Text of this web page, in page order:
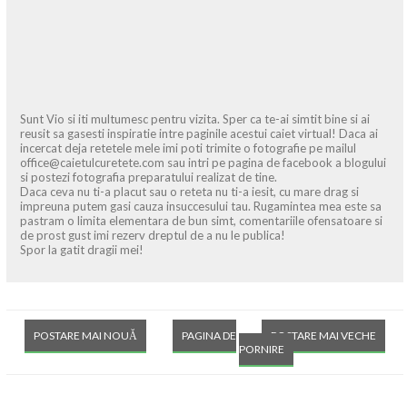
Sunt Vio si iti multumesc pentru vizita. Sper ca te-ai simtit bine si ai
reusit sa gasesti inspiratie intre paginile acestui caiet virtual! Daca ai
incercat deja retetele mele imi poti trimite o fotografie pe mailul
office@caietulcuretete.com sau intri pe pagina de facebook a blogului
si postezi fotografia preparatului realizat de tine.
Daca ceva nu ti-a placut sau o reteta nu ti-a iesit, cu mare drag si
impreuna putem gasi cauza insuccesului tau. Rugamintea mea este sa
pastram o limita elementara de bun simt, comentariile ofensatoare si
de prost gust imi rezerv dreptul de a nu le publica!
Spor la gatit dragii mei!
POSTARE MAI NOUĂ POSTARE MAI VECHE
PAGINA DE
PORNIRE